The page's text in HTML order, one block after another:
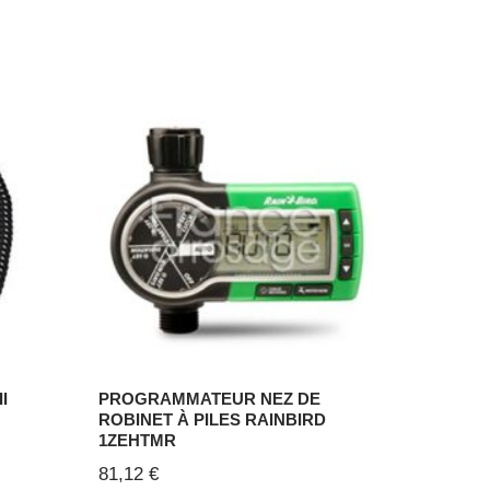
PROGRAMMATEUR NEZ DE
ROBINET À PILES RAINBIRD
1ZEHTMR
81,12€